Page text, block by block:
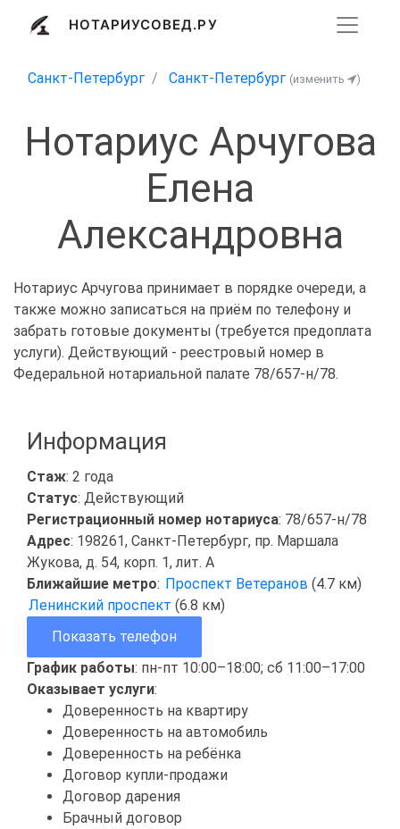
НОТАРИУСОВЕД.РУ
Санкт-Петербург Санкт-Петербург (изменить )
Нотариус Арчугова
Елена
Александровна
Нотариус Арчугова принимает в порядке очереди, а
также можно записаться на приём по телефону и
забрать готовые документы (требуется предоплата
услуги). Действующий - реестровый номер в
Федеральной нотариальной палате 78/657-н/78.
Информация
Стаж: 2 года
Статус: Действующий
Регистрационный номер нотариуса: 78/657-н/78
Адрес: 198261, Санкт-Петербург, пр. Маршала
Жукова, д. 54, корп. 1, лит. А
Ближайшие метро: Проспект Ветеранов (4.7 км)
Ленинский проспект (6.8 км)
Показать телефон
График работы: пн-пт 10:00–18:00; сб 11:00–17:00
Оказывает услуги:
Доверенность на квартиру
Доверенность на автомобиль
Доверенность на ребёнка
Договор купли-продажи
Договор дарения
Брачный договор